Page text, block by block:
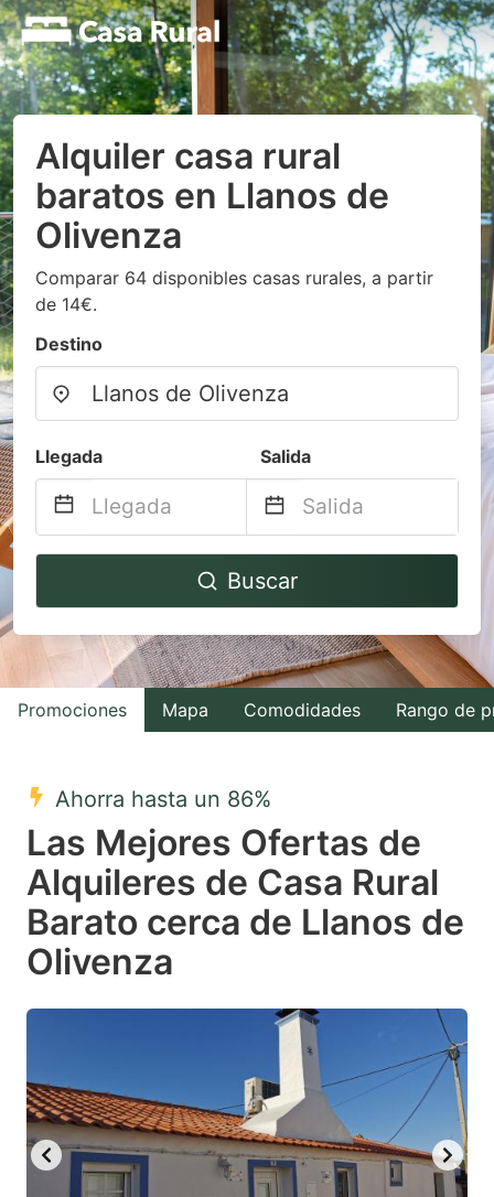
Alquiler casa rural
baratos en Llanos de
Olivenza
Comparar 64 disponibles casas rurales, a partir
de 14€.
Destino
Llegada Salida
Navigate
to
interact
with
the
select
a
date.
Press
question
mark
get
the
keyboard
Navigate
to
interact
with
the
a
date.
Press
mark
key
to
get
the
keyboard
Buscar
Promociones Mapa Comodidades Rango de
Ahorra hasta un 86%
Las Mejores Ofertas de
Alquileres de Casa Rural
Barato cerca de Llanos de
Olivenza